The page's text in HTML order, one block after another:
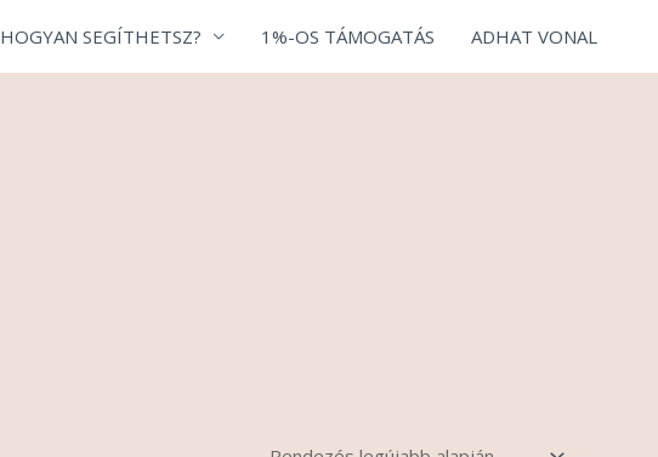
HOGYAN SEGÍTHETSZ? 1%-OS TÁMOGATÁS ADHAT VONAL